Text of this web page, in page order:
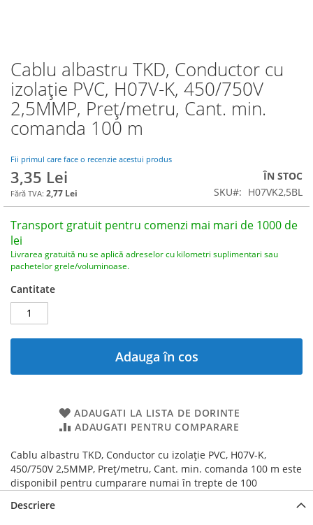
Cablu albastru TKD, Conductor cu
izolație PVC, H07V-K, 450/750V
2,5MMP, Preț/metru, Cant. min.
comanda 100 m
Fii primul care face o recenzie acestui produs
3,35 Lei
2,77 Lei
ÎN STOC
SKU
H07VK2,5BL
Transport gratuit pentru comenzi mai mari de 1000 de
lei
Livrarea gratuită nu se aplică adreselor cu kilometri suplimentari sau
pachetelor grele/voluminoase.
Cantitate
Adauga în cos
ADAUGATI LA LISTA DE DORINTE
ADAUGATI PENTRU COMPARARE
Cablu albastru TKD, Conductor cu izolație PVC, H07V-K,
450/750V 2,5MMP, Preț/metru, Cant. min. comanda 100 m este
disponibil pentru cumparare numai în trepte de 100
Skip
to
the
beginning
the
gallery
Descriere